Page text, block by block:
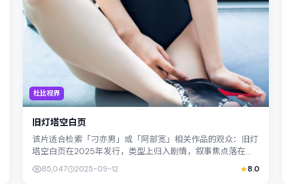
杜比视界
旧灯塔空白页
该片适合检索「刁亦男」或「阿部宽」相关作品的观众：旧灯
塔空白页在2025年发行，类型上归入剧情，叙事焦点落在家
庭与社会的交错地带；配角层次丰富，...
85,047 2025-09-12 8.0